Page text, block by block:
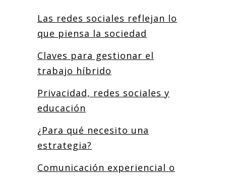
Las redes sociales reflejan lo
que piensa la sociedad
Claves para gestionar el
trabajo híbrido
Privacidad, redes sociales y
educación
¿Para qué necesito una
estrategia?
Comunicación experiencial o